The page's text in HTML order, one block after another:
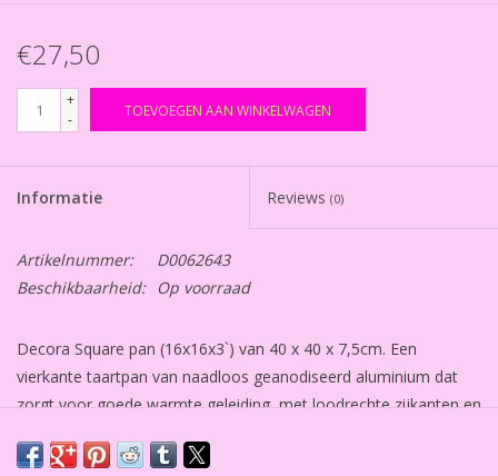
€27,50
+
-
TOEVOEGEN AAN WINKELWAGEN
Informatie Reviews (0)
Artikelnummer:
D0062643
Beschikbaarheid:
Op voorraad
Decora Square pan (16x16x3`) van 40 x 40 x 7,5cm. Een
vierkante taartpan van naadloos geanodiseerd aluminium dat
zorgt voor goede warmte geleiding, met loodrechte zijkanten en
fondant of marsepein. Wij adviseren om deze pannen met de